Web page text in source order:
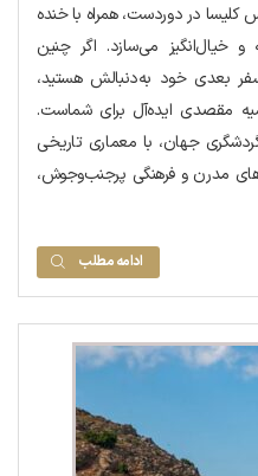
در دوردست، همراه با خنده
خیال‌انگیز می‌سازد. اگر چنین
بعدی خود به‌دنبالش هستید،
مقصدی ایده‌آل برای شماست.
جهان، با معماری تاریخی
مدرن و فرهنگی پرجنب‌وجوش،
ادامه مطلب